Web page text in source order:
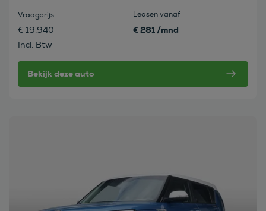
Vraagprijs
€ 19.940
Incl. Btw
Leasen vanaf
€ 281 /mnd
Bekijk deze auto